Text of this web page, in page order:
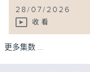
28/07/2026
收看
更多集数 ...